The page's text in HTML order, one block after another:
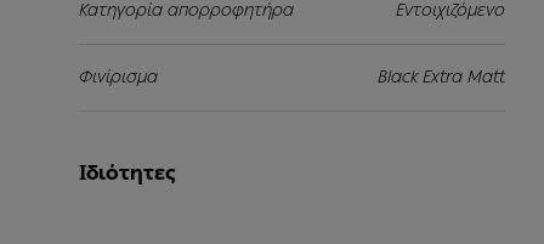
Κατηγορία απορροφητήρα Εντοιχιζόμενο
Φινίρισμα Black Extra Matt
Ιδιότητες